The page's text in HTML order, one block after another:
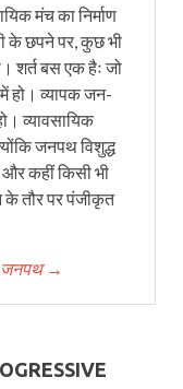
मंच का निर्माण
के छपने पर, कुछ भी
शर्त बस एक हैः जो
हो। व्यापक जन-
व्यावसायिक
जनपथ विशुद्ध
कहीं किसी भी
तौर पर पंजीकृत
जनपथ →